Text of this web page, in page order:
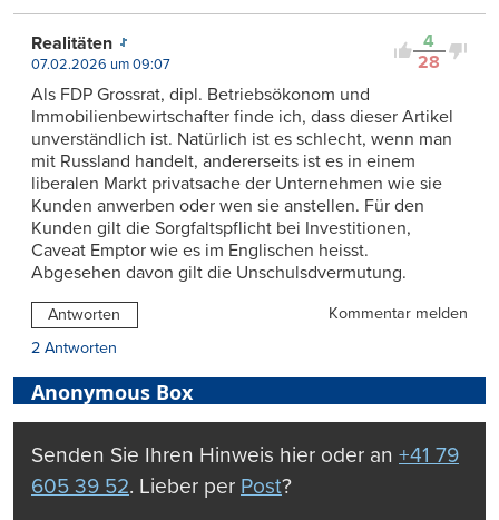
4
28
Realitäten
07.02.2026 um 09:07
Als FDP Grossrat, dipl. Betriebsökonom und
Immobilienbewirtschafter finde ich, dass dieser Artikel
unverständlich ist. Natürlich ist es schlecht, wenn man
mit Russland handelt, andererseits ist es in einem
liberalen Markt privatsache der Unternehmen wie sie
Kunden anwerben oder wen sie anstellen. Für den
Kunden gilt die Sorgfaltspflicht bei Investitionen,
Caveat Emptor wie es im Englischen heisst.
Abgesehen davon gilt die Unschulsdvermutung.
Antworten
Kommentar melden
2 Antworten
Anonymous Box
Senden Sie Ihren Hinweis hier oder an +41 79
605 39 52. Lieber per Post?